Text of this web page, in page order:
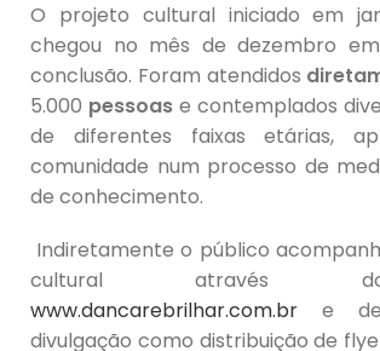
O projeto cultural iniciado em
chegou no mês de dezembro
conclusão. Foram atendidos
5.000 pessoas e contemplados
de diferentes faixas etárias,
comunidade num processo de
de conhecimento.
Indiretamente o público
cultural através
www.dancarebrilhar.com.br e de
divulgação como distribuição de